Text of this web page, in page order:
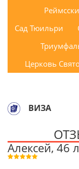
Сад Тюильри
Церковь
ВИЗА
Алексей, 46